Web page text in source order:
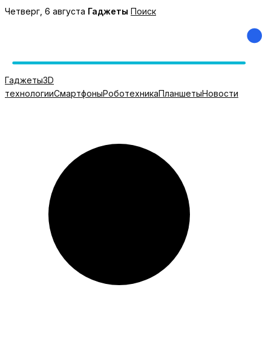
Перейти
Четверг, 6 августа Гаджеты Поиск
Гаджеты3D
технологииСмартфоныРоботехникаПланшетыНовости